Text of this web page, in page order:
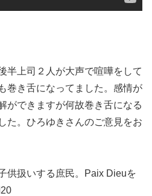
半上司２人が大声で喧嘩をして
巻き舌になってました。感情が
ができますが何故巻き舌になる
た。ひろゆきさんのご意見をお
供扱いする庶民。Paix Dieuを
26 M20